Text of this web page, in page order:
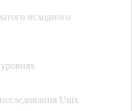
исходного
Unix